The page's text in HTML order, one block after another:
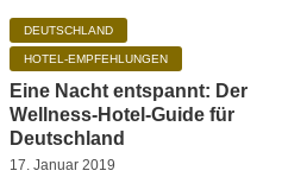
DEUTSCHLAND
HOTEL-EMPFEHLUNGEN
Eine Nacht entspannt: Der
Wellness-Hotel-Guide für
Deutschland
17. Januar 2019